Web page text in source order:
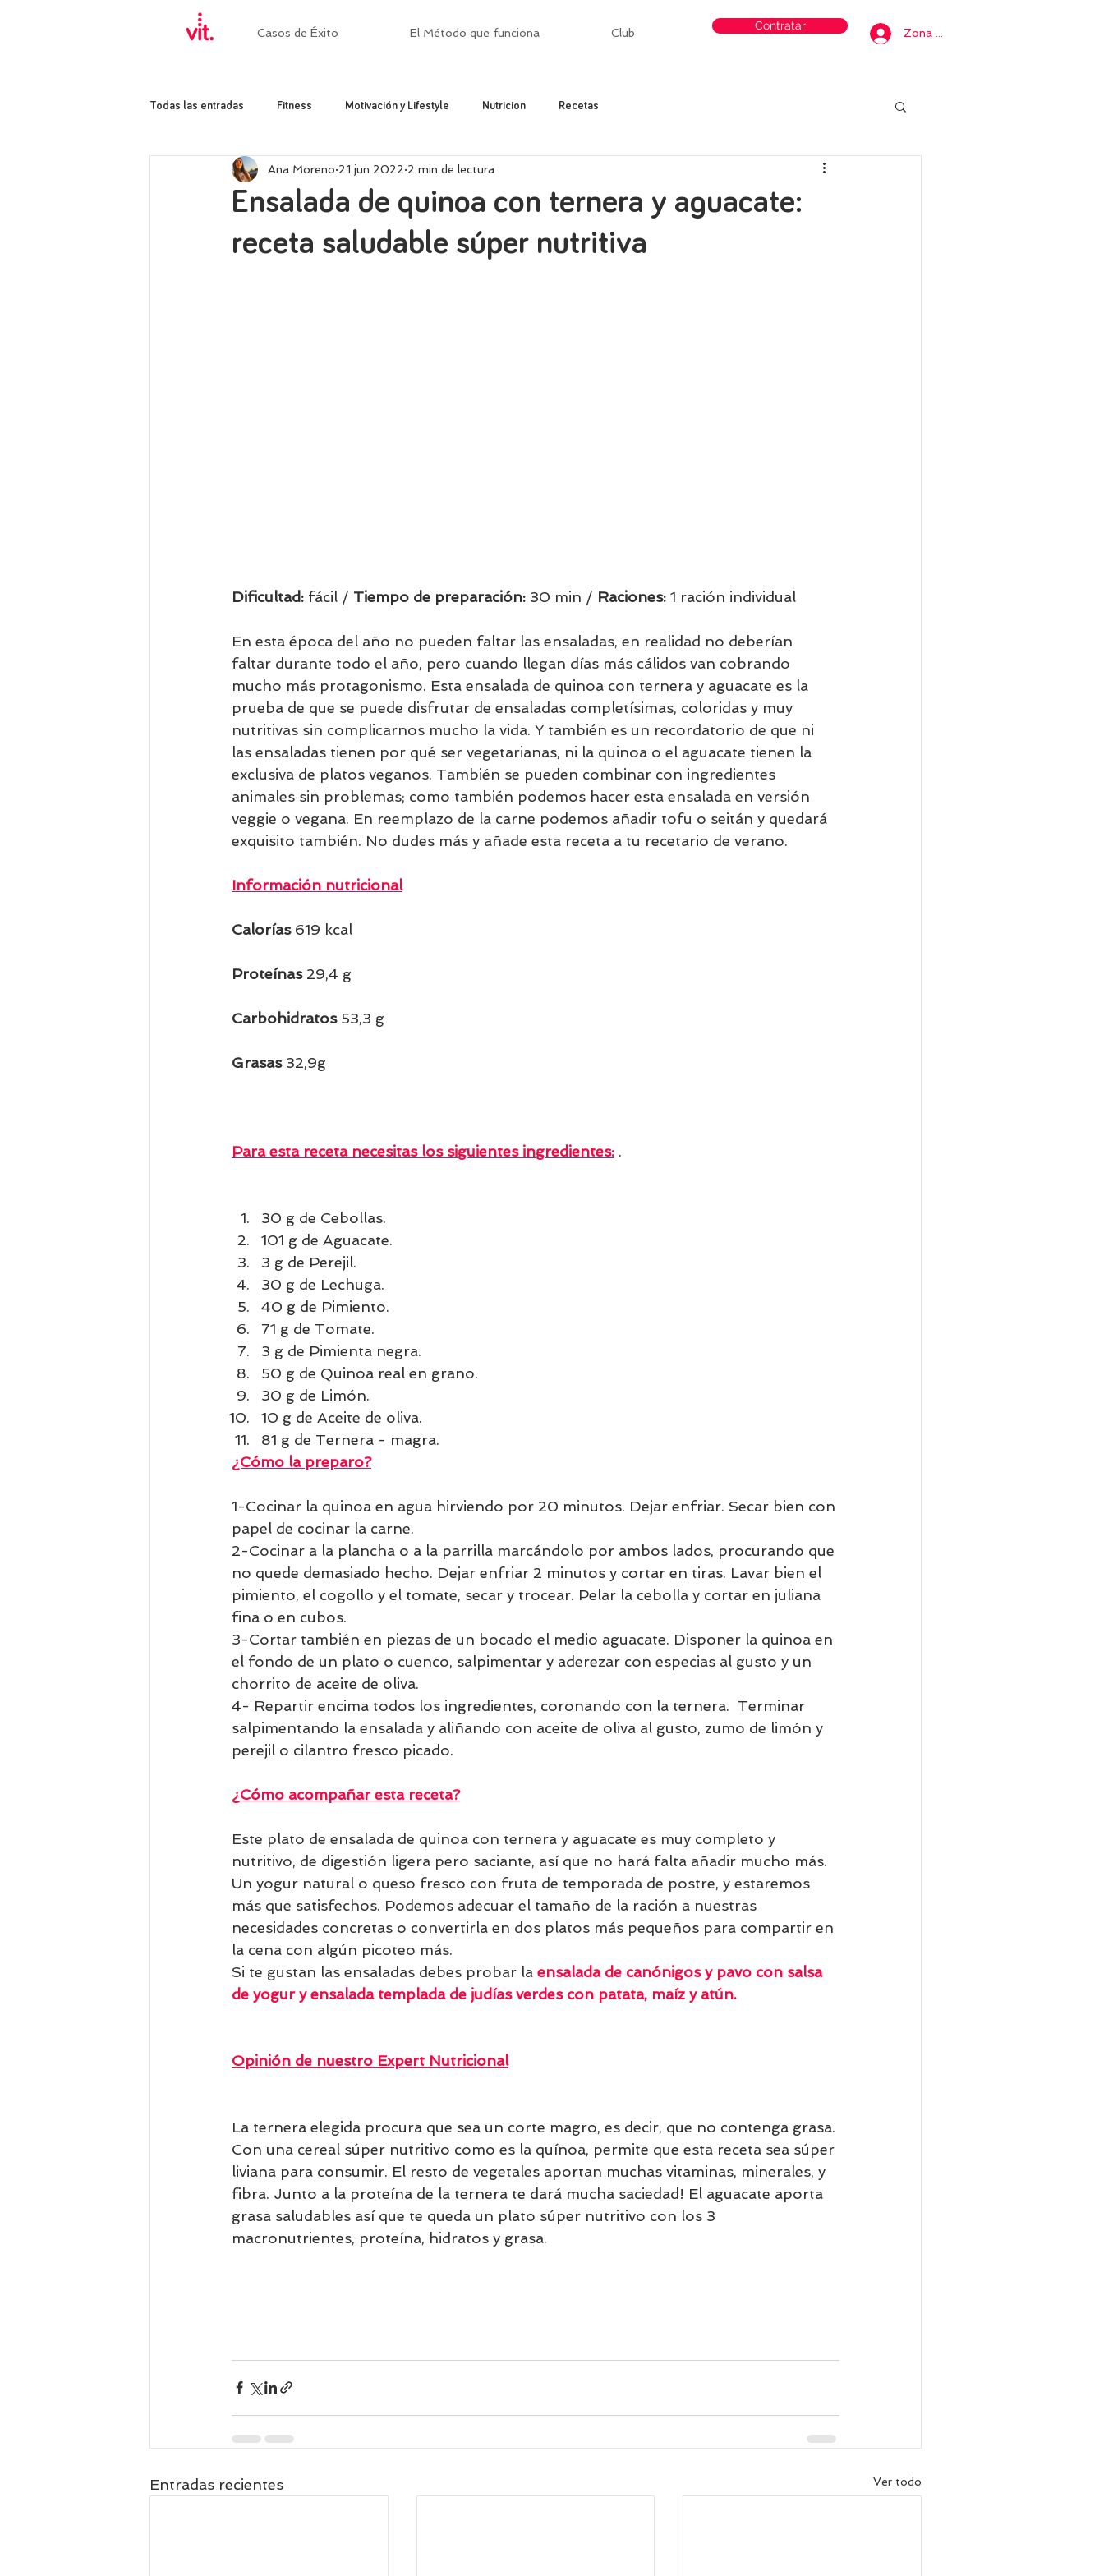
Casos de Éxito El Método que funciona Club
Contratar
Zona privada
Todas las entradas Fitness Motivación y Lifestyle Nutricion Recetas
Ensalada de quinoa con ternera y aguacate:
receta saludable súper nutritiva
Ana Moreno 21 jun 2022 2 min de lectura
Dificultad: fácil / Tiempo de preparación: 30 min / Raciones: 1 ración individual
En esta época del año no pueden faltar las ensaladas, en realidad no deberían
faltar durante todo el año, pero cuando llegan días más cálidos van cobrando
mucho más protagonismo. Esta ensalada de quinoa con ternera y aguacate es la
prueba de que se puede disfrutar de ensaladas completísimas, coloridas y muy
nutritivas sin complicarnos mucho la vida. Y también es un recordatorio de que ni
las ensaladas tienen por qué ser vegetarianas, ni la quinoa o el aguacate tienen la
exclusiva de platos veganos. También se pueden combinar con ingredientes
animales sin problemas; como también podemos hacer esta ensalada en versión
veggie o vegana. En reemplazo de la carne podemos añadir tofu o seitán y quedará
exquisito también. No dudes más y añade esta receta a tu recetario de verano.
Información nutricional
Calorías 619 kcal
Proteínas 29,4 g
Carbohidratos 53,3 g
Grasas 32,9g
Para esta receta necesitas los siguientes ingredientes: .
30 g de Cebollas.
101 g de Aguacate.
3 g de Perejil.
30 g de Lechuga.
40 g de Pimiento.
71 g de Tomate.
3 g de Pimienta negra.
50 g de Quinoa real en grano.
30 g de Limón.
10 g de Aceite de oliva.
81 g de Ternera - magra.
¿Cómo la preparo?
1-Cocinar la quinoa en agua hirviendo por 20 minutos. Dejar enfriar. Secar bien con
papel de cocinar la carne.
2-Cocinar a la plancha o a la parrilla marcándolo por ambos lados, procurando que
no quede demasiado hecho. Dejar enfriar 2 minutos y cortar en tiras. Lavar bien el
pimiento, el cogollo y el tomate, secar y trocear. Pelar la cebolla y cortar en juliana
fina o en cubos.
3-Cortar también en piezas de un bocado el medio aguacate. Disponer la quinoa en
el fondo de un plato o cuenco, salpimentar y aderezar con especias al gusto y un
chorrito de aceite de oliva.
4- Repartir encima todos los ingredientes, coronando con la ternera.  Terminar
salpimentando la ensalada y aliñando con aceite de oliva al gusto, zumo de limón y
perejil o cilantro fresco picado.
¿Cómo acompañar esta receta?
Este plato de ensalada de quinoa con ternera y aguacate es muy completo y
nutritivo, de digestión ligera pero saciante, así que no hará falta añadir mucho más.
Un yogur natural o queso fresco con fruta de temporada de postre, y estaremos
más que satisfechos. Podemos adecuar el tamaño de la ración a nuestras
necesidades concretas o convertirla en dos platos más pequeños para compartir en
la cena con algún picoteo más.
Si te gustan las ensaladas debes probar la ensalada de canónigos y pavo con salsa
de yogur y ensalada templada de judías verdes con patata, maíz y atún.
Opinión de nuestro Expert Nutricional
La ternera elegida procura que sea un corte magro, es decir, que no contenga grasa.
Con una cereal súper nutritivo como es la quínoa, permite que esta receta sea súper
liviana para consumir. El resto de vegetales aportan muchas vitaminas, minerales, y
fibra. Junto a la proteína de la ternera te dará mucha saciedad! El aguacate aporta
grasa saludables así que te queda un plato súper nutritivo con los 3
macronutrientes, proteína, hidratos y grasa.
Entradas recientes Ver todo